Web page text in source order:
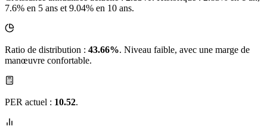
7.6% en 5 ans et 9.04% en 10 ans.
Ratio de distribution : 43.66%. Niveau faible, avec une marge de
manœuvre confortable.
PER actuel : 10.52.